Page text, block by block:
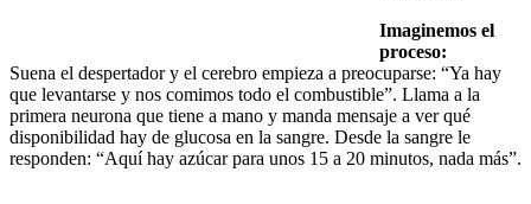
Imaginemos el
proceso:
Suena el despertador y el cerebro empieza a preocuparse: “Ya hay
que levantarse y nos comimos todo el combustible”. Llama a la
primera neurona que tiene a mano y manda mensaje a ver qué
disponibilidad hay de glucosa en la sangre. Desde la sangre le
responden: “Aquí hay azúcar para unos 15 a 20 minutos, nada más”.